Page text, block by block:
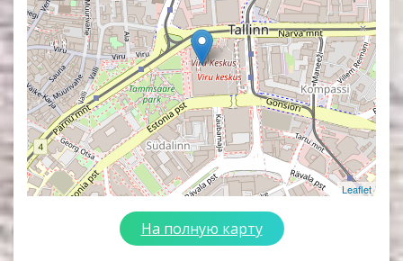
Leaflet
На полную карту